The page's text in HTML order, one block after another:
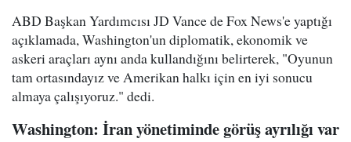
ABD Başkan Yardımcısı JD Vance de Fox News'e yaptığı
açıklamada, Washington'un diplomatik, ekonomik ve
askeri araçları aynı anda kullandığını belirterek, "Oyunun
tam ortasındayız ve Amerikan halkı için en iyi sonucu
almaya çalışıyoruz." dedi.
Washington: İran yönetiminde görüş ayrılığı var